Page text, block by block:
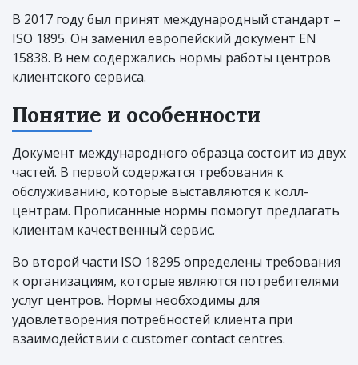
В 2017 году был принят международный стандарт –
ISO 1895. Он заменил европейский документ EN
15838. В нем содержались нормы работы центров
клиентского сервиса.
Понятие и особенности
Документ международного образца состоит из двух
частей. В первой содержатся требования к
обслуживанию, которые выставляются к колл-
центрам. Прописанные нормы помогут предлагать
клиентам качественный сервис.
Во второй части ISO 18295 определены требования
к организациям, которые являются потребителями
услуг центров. Нормы необходимы для
удовлетворения потребностей клиента при
взаимодействии с customer contact centres.